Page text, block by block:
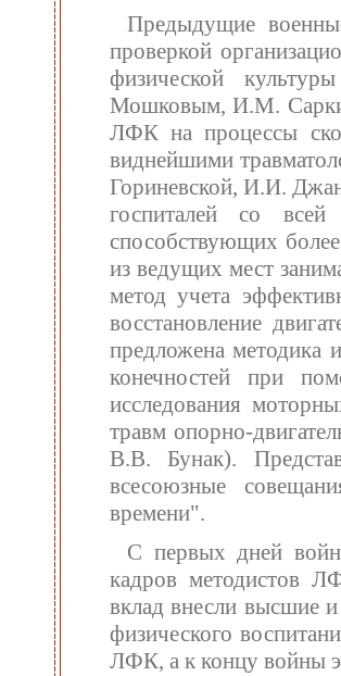
Предыдущие
проверкой
физической
Мошковым, И.М.
ЛФК на процессы
виднейшими
Гориневской, И.И.
госпиталей со
способствующих
из ведущих мест
метод учета
восстановление
предложена методика
конечностей при
исследования
травм опорно-
В.В. Бунак).
всесоюзные
времени".
С первых дней
кадров методистов
вклад внесли высшие
физического
ЛФК, а к концу войны